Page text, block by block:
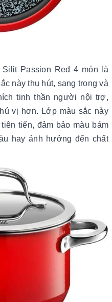
Passion Red 4 món là
này thu hút, sang trọng và
tinh thần người nội trợ,
vị hơn. Lớp màu sắc này
tiến, đảm bảo màu bám
hay ảnh hưởng đến chất